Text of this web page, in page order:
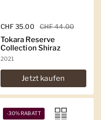
Regulärer Preis
CHF 35.00 Sale-Preis
CHF 44.00
Tokara Reserve
Collection Shiraz
2021
Jetzt kaufen
-30% RABATT